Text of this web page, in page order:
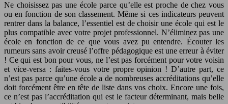
Ne choisissez pas une école parce qu’elle est proche de chez vous
ou en fonction de son classement. Même si ces indicateurs peuvent
rentrer dans la balance, l’essentiel est de choisir une école qui est le
plus compatible avec votre projet professionnel. N’éliminez pas une
école en fonction de ce que vous avez pu entendre. Écouter les
rumeurs sans avoir creusé l’offre pédagogique est une erreur à éviter
! Ce qui est bon pour vous, ne l’est pas forcément pour votre voisin
et vice-versa : faites-vous votre propre opinion ! D’autre part, ce
n’est pas parce qu’une école a de nombreuses accréditations qu’elle
doit forcément être en tête de liste dans vos choix. Encore une fois,
ce n’est pas l’accréditation qui est le facteur déterminant, mais belle